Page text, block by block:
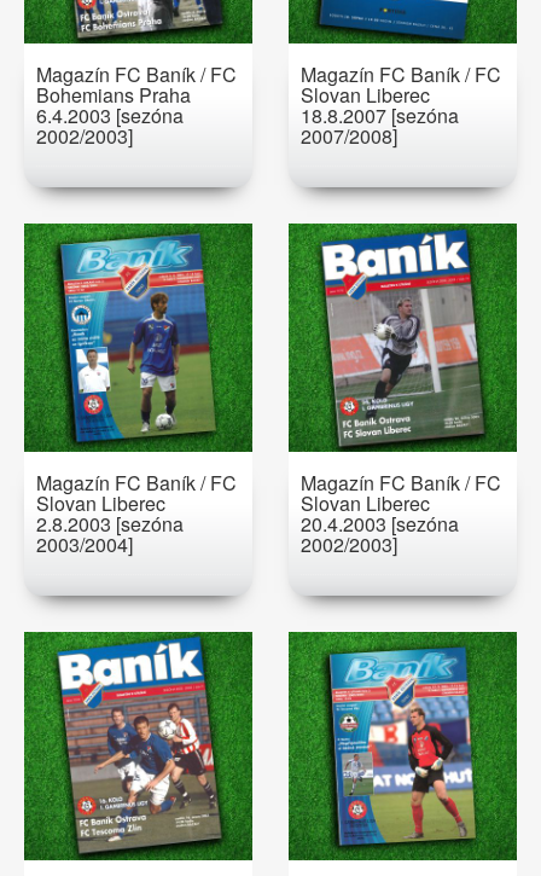
Magazín FC Baník / FC
Bohemians Praha
6.4.2003 [sezóna
2002/2003]
Magazín FC Baník / FC
Slovan Liberec
18.8.2007 [sezóna
2007/2008]
Magazín FC Baník / FC
Slovan Liberec
2.8.2003 [sezóna
2003/2004]
Magazín FC Baník / FC
Slovan Liberec
20.4.2003 [sezóna
2002/2003]